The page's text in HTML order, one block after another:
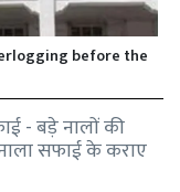
before the
- बड़े नालों की
सफाई के कराए